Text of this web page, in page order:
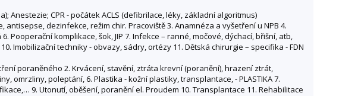
Anestezie; CPR - počátek ACLS (defibrilace, léky, základní algoritmus)
dezinfekce, režim chir. Pracoviště 3. Anamnéza a vyšetření u NPB 4.
komplikace, šok, JIP 7. Infekce – ranné, močové, dýchací, břišní, atb,
Imobilizační techniky - obvazy, sádry, ortézy 11. Dětská chirurgie – specifika - FDN
poraněného 2. Krvácení, stavění, ztráta krevní (poranění), hrazení ztrát,
omrzliny, poleptání, 6. Plastika - kožní plastiky, transplantace, - PLASTIKA 7.
9. Utonutí, oběšení, poranění el. Proudem 10. Transplantace 11. Rehabilitace